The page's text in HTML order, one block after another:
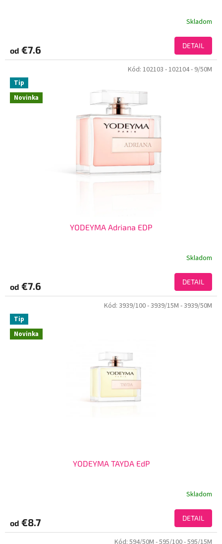
Skladom
od €7.6 DETAIL
Novinka
Tip
YODEYMA Adriana EDP
Skladom
od €7.6 DETAIL
Kód: 102103 - 102104- 9/50M
Novinka
Tip
YODEYMA TAYDA EdP
Skladom
od €8.7 DETAIL
Kód: 3939/100- 3939/15M - 3939/50M
Kód: 594/50M - 595/100- 595/15M